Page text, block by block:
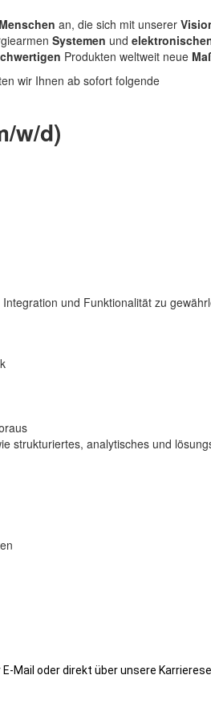
Menschen an, die sich mit unserer
Systemen und
Produkten weltweit neue
wir Ihnen ab sofort folgende
w/d)
und Funktionalität zu
strukturiertes, analytisches und
oder direkt über unsere